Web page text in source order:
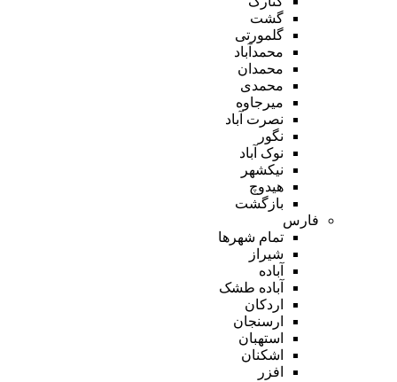
گشت
گلمورتی
محمدآباد
محمدان
محمدی
میرجاوه
نصرت آباد
نگور
نوک آباد
نیکشهر
هیدوچ
بازگشت
فارس
تمام شهر‌ها
شیراز
آباده
آباده طشک
اردکان
ارسنجان
استهبان
اشکنان
افزر